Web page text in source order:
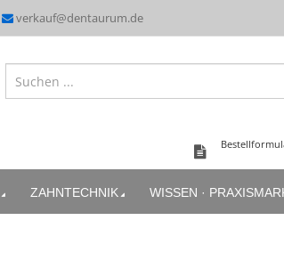
verkauf@dentaurum.de
ZAHNTECHNIK WISSEN ·